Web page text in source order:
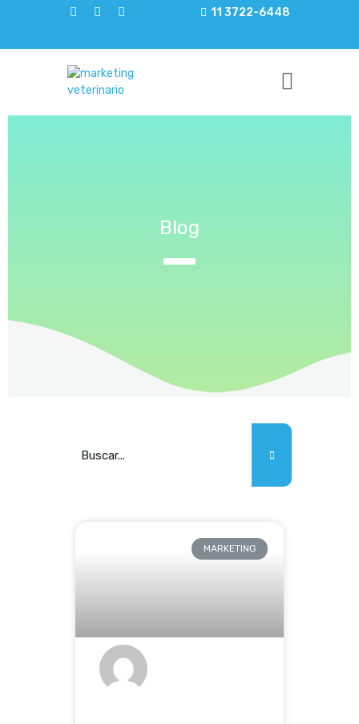
11 3722-6448
Blog
MARKETING